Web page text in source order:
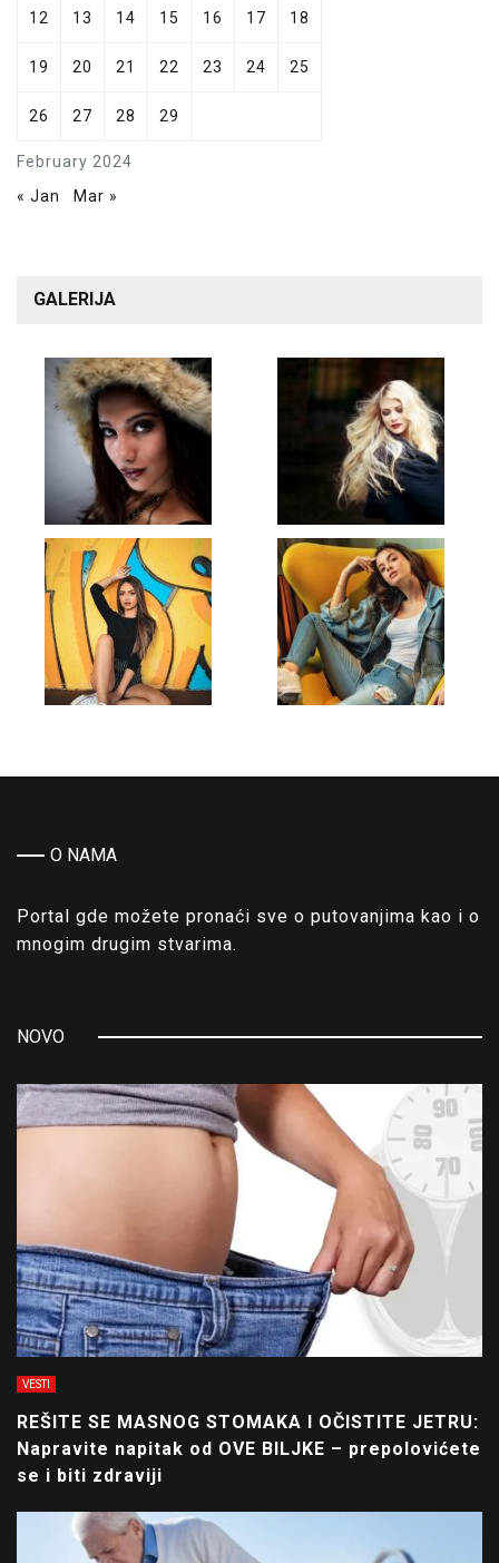
February 2024
12 13 14 15 16 17 18
19 20 21 22 23 24 25
26 27 28 29
« Jan Mar »
GALERIJA
O NAMA
Portal gde možete pronaći sve o putovanjima kao i o
mnogim drugim stvarima.
NOVO
VESTI
REŠITE SE MASNOG STOMAKA I OČISTITE JETRU:
Napravite napitak od OVE BILJKE – prepolovićete
se i biti zdraviji